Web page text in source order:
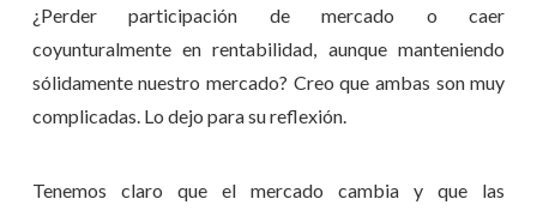
¿Perder participación de mercado o caer
coyunturalmente en rentabilidad, aunque manteniendo
sólidamente nuestro mercado? Creo que ambas son muy
complicadas. Lo dejo para su reflexión.
Tenemos claro que el mercado cambia y que las